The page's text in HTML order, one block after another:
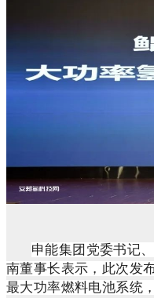
申能集团党委书记
南董事长表示， 此次发
最大功率燃料电池系统